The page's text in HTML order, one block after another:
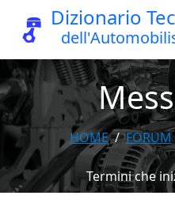
Dizionario
HOME FORUM
Termini che